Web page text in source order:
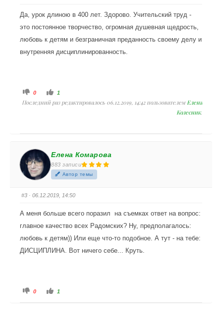
Да, урок длиною в 400 лет. Здорово. Учительский труд -
это постоянное творчество, огромная душевная щедрость,
любовь к детям и безграничная преданность своему делу и
внутренняя дисциплинированность.
Голосуйте - палец вниз.
0 Голосуйте - палец вверх.
1
Последний раз редактировалось 06.12.2019, 14:42 пользователем Елена
Колесник.
Елена Комарова
883 записи
Автор темы
#3 · 06.12.2019, 14:50
А меня больше всего поразил на съемках ответ на вопрос:
главное качество всех Радомских? Ну, предполагалось:
любовь к детям)) Или еще что-то подобное. А тут - на тебе:
ДИСЦИПЛИНА. Вот ничего себе... Круть.
Голосуйте - палец вниз.
0 Голосуйте - палец вверх.
1